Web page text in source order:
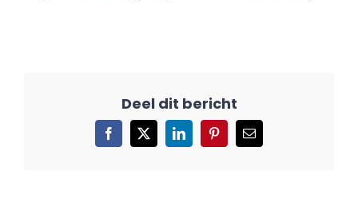
Facebook
X LinkedInPinterest
E-
mail